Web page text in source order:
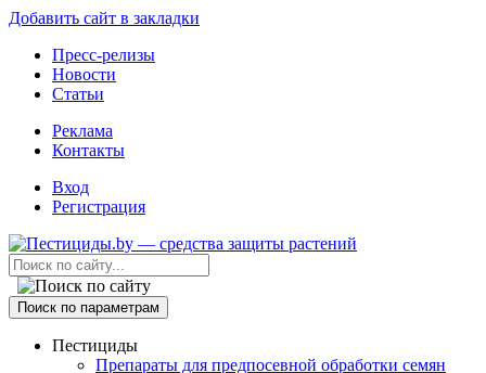
Добавить сайт в закладки
Пресс-релизы
Новости
Статьи
Реклама
Контакты
Вход
Регистрация
Поиск по параметрам
Пестициды
Препараты для предпосевной обработки семян